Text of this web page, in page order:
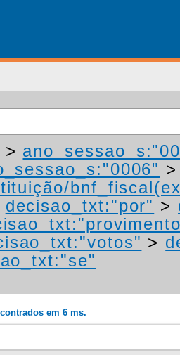
>
>
decisao_txt:"por" >
>
em 6 ms.